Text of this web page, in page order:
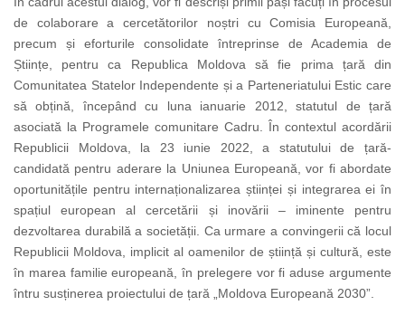
de colaborare a cercetătorilor noștri cu Comisia Europeană,
precum și eforturile consolidate întreprinse de Academia de
Științe, pentru ca Republica Moldova să fie prima țară din
Comunitatea Statelor Independente și a Parteneriatului Estic care
să obțină, începând cu luna ianuarie 2012, statutul de țară
asociată la Programele comunitare Cadru. În contextul acordării
Republicii Moldova, la 23 iunie 2022, a statutului de țară-
candidată pentru aderare la Uniunea Europeană, vor fi abordate
oportunitățile pentru internaționalizarea științei și integrarea ei în
spațiul european al cercetării și inovării – iminente pentru
dezvoltarea durabilă a societății. Ca urmare a convingerii că locul
Republicii Moldova, implicit al oamenilor de știință și cultură, este
în marea familie europeană, în prelegere vor fi aduse argumente
întru susținerea proiectului de țară „Moldova Europeană 2030”.